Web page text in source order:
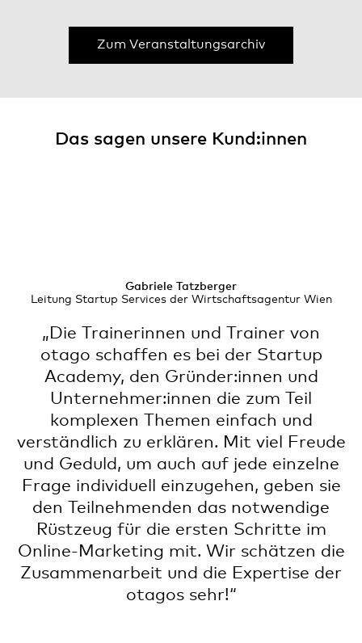
Zum Veranstaltungsarchiv
Das sagen unsere Kund:innen
Gabriele Tatzberger
Leitung Startup Services der Wirtschaftsagentur Wien
„Die Trainerinnen und Trainer von
otago schaffen es bei der Startup
Academy, den Gründer:innen und
Unternehmer:innen die zum Teil
komplexen Themen einfach und
verständlich zu erklären. Mit viel Freude
und Geduld, um auch auf jede einzelne
Frage individuell einzugehen, geben sie
den Teilnehmenden das notwendige
Rüstzeug für die ersten Schritte im
Online-Marketing mit. Wir schätzen die
Zusammenarbeit und die Expertise der
otagos sehr!“